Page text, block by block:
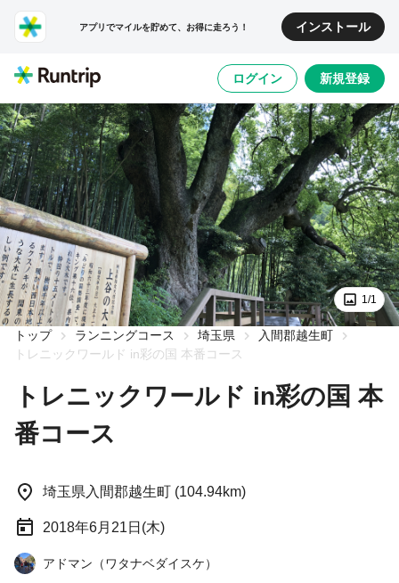
アプリでマイルを貯めて、お得に走ろう！ インストール
ログイン 新規登録
1/1
トップ ランニングコース 埼玉県
入間郡越生町
トレニックワールド in彩の国 本番コース
トレニックワールド in彩の国 本
番コース
埼玉県入間郡越生町 (104.94km)
2018年6月21日(木)
アドマン（ワタナベダイスケ）